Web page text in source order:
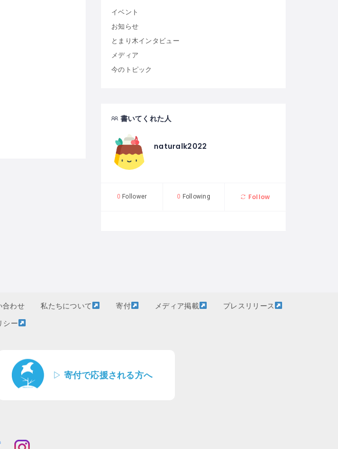
イベント
お知らせ
とまり木インタビュー
メディア
今のトピック
書いてくれた人
naturalk2022
0 Follower 0 Following Follow
合わせ 私たちについて 寄付 メディア掲載 プレスリリース
シー
▷ 寄付で応援される方へ